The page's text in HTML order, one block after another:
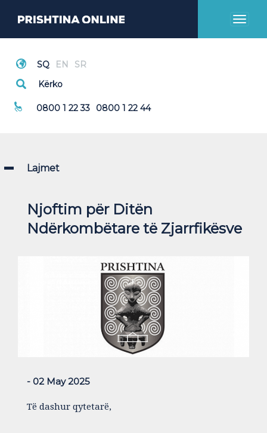
Toggle
Thirrje Emergjente
0800 1 22 33 0800 1 22 44
Lajmet
Njoftim për Ditën
Ndërkombëtare të Zjarrfikësve
- 02 May 2025
Të dashur qytetarë,